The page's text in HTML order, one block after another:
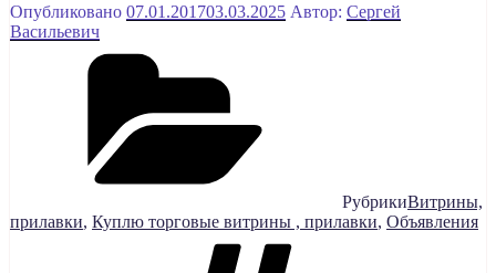
Опубликовано 07.01.201703.03.2025 Автор: Сергей
Васильевич
РубрикиВитрины,
прилавки, Куплю торговые витрины , прилавки, Объявления